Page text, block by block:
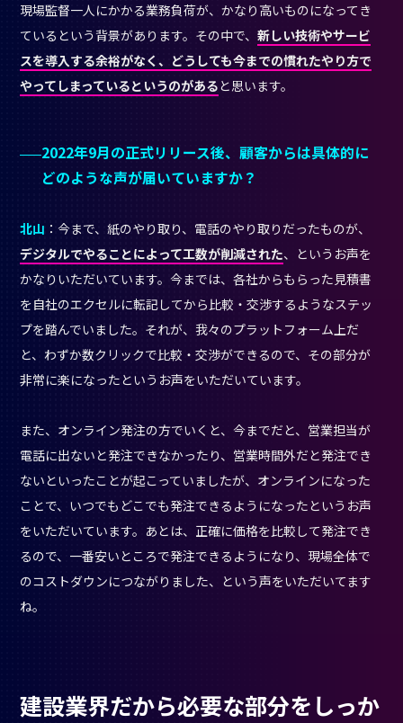
現場監督一人にかかる業務負荷が、かなり高いものになってき
ているという背景があります。その中で、新しい技術やサービ
スを導入する余裕がなく、どうしても今までの慣れたやり方で
やってしまっているというのがあると思います。
2022年9月の正式リリース後、顧客からは具体的に
どのような声が届いていますか？
北山 ：今まで、紙のやり取り、電話のやり取りだったものが、
デジタルでやることによって工数が削減された、というお声を
かなりいただいています。今までは、各社からもらった見積書
を自社のエクセルに転記してから比較・交渉するようなステッ
プを踏んでいました。それが、我々のプラットフォーム上だ
と、わずか数クリックで比較・交渉ができるので、その部分が
非常に楽になったというお声をいただいています。
また、オンライン発注の方でいくと、今までだと、営業担当が
電話に出ないと発注できなかったり、営業時間外だと発注でき
ないといったことが起こっていましたが、オンラインになった
ことで、いつでもどこでも発注できるようになったというお声
をいただいています。あとは、正確に価格を比較して発注でき
るので、一番安いところで発注できるようになり、現場全体で
のコストダウンにつながりました、という声をいただいてます
ね。
建設業界だから必要な部分をしっか